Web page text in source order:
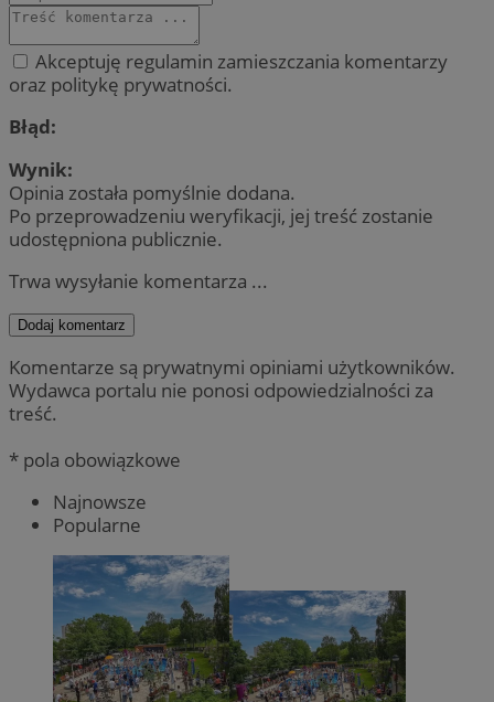
Akceptuję regulamin zamieszczania komentarzy
oraz politykę prywatności.
Błąd:
Wynik:
Opinia została pomyślnie dodana.
Po przeprowadzeniu weryfikacji, jej treść zostanie
udostępniona publicznie.
Trwa wysyłanie komentarza ...
Dodaj komentarz
Komentarze są prywatnymi opiniami użytkowników.
Wydawca portalu nie ponosi odpowiedzialności za
treść.
* pola obowiązkowe
Najnowsze
Popularne